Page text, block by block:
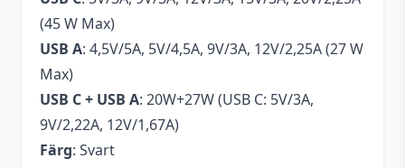
(45 W Max)
USB A: 4,5V/5A, 5V/4,5A, 9V/3A, 12V/2,25A (27 W
Max)
USB C + USB A: 20W+27W (USB C: 5V/3A,
9V/2,22A, 12V/1,67A)
Färg: Svart